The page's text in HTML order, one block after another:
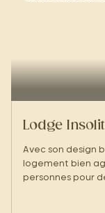
Lodge
Avec son design
logement bien
personnes pour